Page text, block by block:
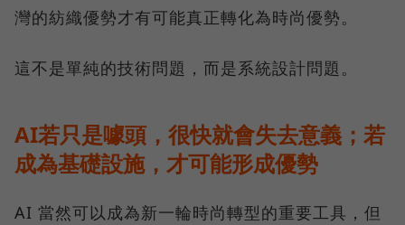
灣的紡織優勢才有可能真正轉化為時尚優勢。
這不是單純的技術問題，而是系統設計問題。
AI若只是噱頭，很快就會失去意義；若
成為基礎設施，才可能形成優勢
AI 當然可以成為新一輪時尚轉型的重要工具，但